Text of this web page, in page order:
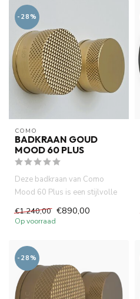
-28%
COMO
BADKRAAN GOUD
MOOD 60 PLUS
Deze badkraan van Como
Mood 60 Plus is een stijlvolle
€1.240,00 €890,00
Op voorraad
-28%